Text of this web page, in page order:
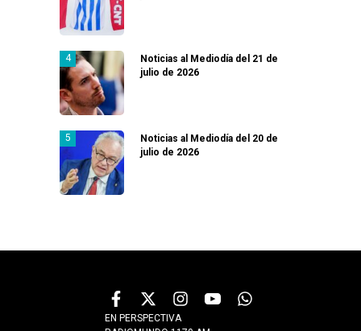
Noticias al Mediodía del 21 de
julio de 2026
Noticias al Mediodía del 20 de
julio de 2026
EN PERSPECTIVA